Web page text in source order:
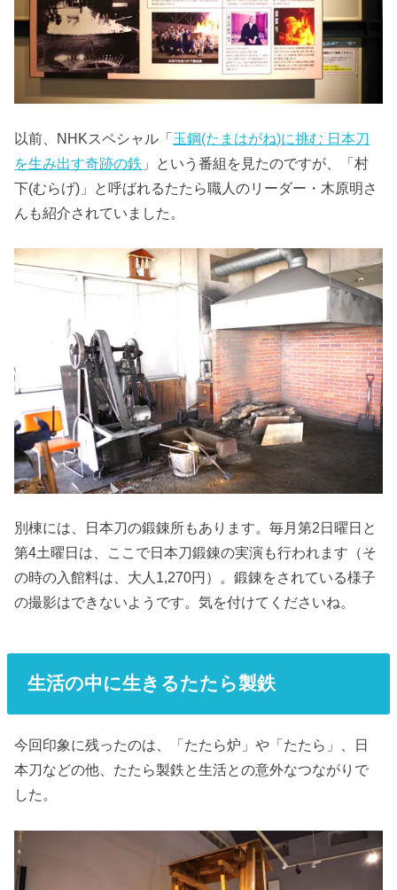
以前、NHKスペシャル「玉鋼(たまはがね)に挑む 日本刀
を生み出す奇跡の鉄 」という番組を見たのですが、「村
下(むらげ)」と呼ばれるたたら職人のリーダー・木原明さ
んも紹介されていました。
別棟には、日本刀の鍛錬所もあります。毎月第2日曜日と
第4土曜日は、ここで日本刀鍛錬の実演も行われます（そ
の時の入館料は、大人1,270円）。鍛錬をされている様子
の撮影はできないようです。気を付けてくださいね。
生活の中に生きるたたら製鉄
今回印象に残ったのは、「たたら炉」や「たたら」、日
本刀などの他、たたら製鉄と生活との意外なつながりで
した。